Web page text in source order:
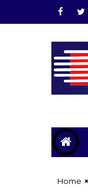
Home